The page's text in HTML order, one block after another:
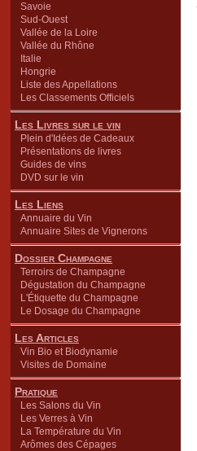
Savoie
Sud-Ouest
Vallée de la Loire
Vallée du Rhône
Italie
Hongrie
Liste des Appellations
Les Classements Officiels
Les Livres sur le vin
Plein d'Idées de Cadeaux
Présentations de livres
Guides de vins
DVD sur le vin
Les Liens
Annuaire du Vin
Annuaire Sites de Vignerons
Dossier Champagne
Terroirs de Champagne
Dégustation du Champagne
L'Étiquette du Champagne
Le Dosage du Champagne
Les Articles
Vin Bio et Biodynamie
Visites de Domaine
Pratique
Les Salons du Vin
Les Verres à Vin
La Température du Vin
Arômes des Cépages